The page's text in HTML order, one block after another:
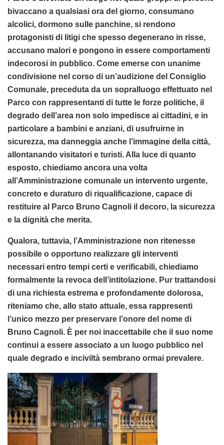
bivaccano a qualsiasi ora del giorno, consumano
alcolici, dormono sulle panchine, si rendono
protagonisti di litigi che spesso degenerano in risse,
accusano malori e pongono in essere comportamenti
indecorosi in pubblico. Come emerse con unanime
condivisione nel corso di un’audizione del Consiglio
Comunale, preceduta da un sopralluogo effettuato nel
Parco con rappresentanti di tutte le forze politiche, il
degrado dell’area non solo impedisce ai cittadini, e in
particolare a bambini e anziani, di usufruirne in
sicurezza, ma danneggia anche l’immagine della città,
allontanando visitatori e turisti. Alla luce di quanto
esposto, chiediamo ancora una volta
all’Amministrazione comunale un intervento urgente,
concreto e duraturo di riqualificazione, capace di
restituire al Parco Bruno Cagnoli il decoro, la sicurezza
e la dignità che merita.
Qualora, tuttavia, l’Amministrazione non ritenesse
possibile o opportuno realizzare gli interventi
necessari entro tempi certi e verificabili, chiediamo
formalmente la revoca dell’intitolazione. Pur trattandosi
di una richiesta estrema e profondamente dolorosa,
riteniamo che, allo stato attuale, essa rappresenti
l’unico mezzo per preservare l’onore del nome di
Bruno Cagnoli. È per noi inaccettabile che il suo nome
continui a essere associato a un luogo pubblico nel
quale degrado e inciviltà sembrano ormai prevalere.